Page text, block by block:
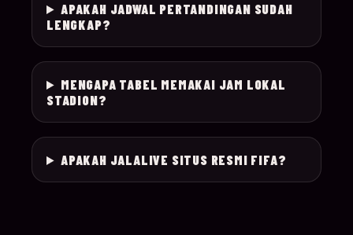
26
Herzegovina
027
18-Jun-
15:00 Canada v Qatar
028
26
19:00 Mexico v South
029 21:00 Brazil v Haiti
APAKAH JADWAL PERTANDINGAN SUDAH
LENGKAP?
MENGAPA TABEL MEMAKAI JAM LOKAL
STADION?
APAKAH JALALIVE SITUS RESMI FIFA?